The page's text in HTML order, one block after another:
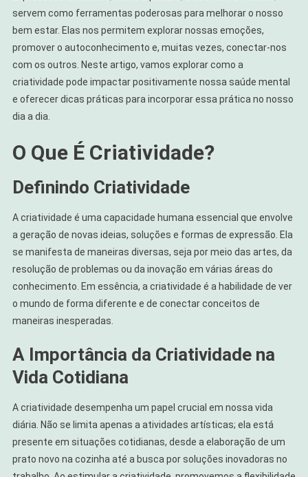
servem como ferramentas poderosas para melhorar o nosso
bem estar. Elas nos permitem explorar nossas emoções,
promover o autoconhecimento e, muitas vezes, conectar-nos
com os outros. Neste artigo, vamos explorar como a
criatividade pode impactar positivamente nossa saúde mental
e oferecer dicas práticas para incorporar essa prática no nosso
dia a dia.
O Que É Criatividade?
Definindo Criatividade
A criatividade é uma capacidade humana essencial que envolve
a geração de novas ideias, soluções e formas de expressão. Ela
se manifesta de maneiras diversas, seja por meio das artes, da
resolução de problemas ou da inovação em várias áreas do
conhecimento. Em essência, a criatividade é a habilidade de ver
o mundo de forma diferente e de conectar conceitos de
maneiras inesperadas.
A Importância da Criatividade na
Vida Cotidiana
A criatividade desempenha um papel crucial em nossa vida
diária. Não se limita apenas a atividades artísticas; ela está
presente em situações cotidianas, desde a elaboração de um
prato novo na cozinha até a busca por soluções inovadoras no